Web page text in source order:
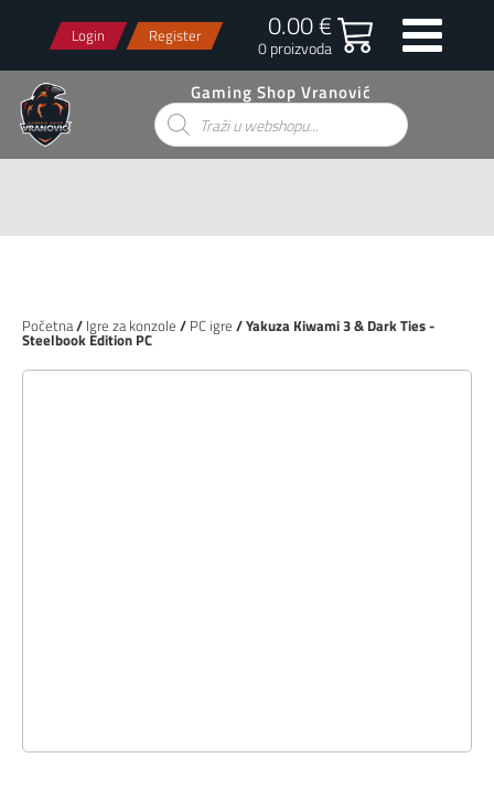
Login Register 0.00 €
0 proizvoda
Gaming Shop Vranović
Products
search
Početna/ Igre za konzole / PC igre / Yakuza Kiwami 3 & Dark Ties -
Steelbook Edition PC